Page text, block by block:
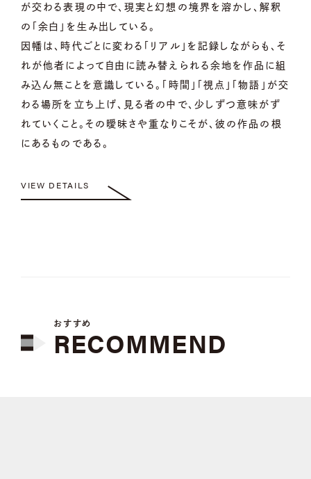
が交わる表現の中で、現実と幻想の境界を溶かし、解釈
の「余白」を生み出している。
因幡は、時代ごとに変わる「リアル」を記録しながらも、そ
れが他者によって自由に読み替えられる余地を作品に組
み込ん無ことを意識している。「時間」「視点」「物語」が交
わる場所を立ち上げ、見る者の中で、少しずつ意味がず
れていくこと。その曖昧さや重なりこそが、彼の作品の根
にあるものである。
VIEW DETAILS
おすすめ
RECOMMEND